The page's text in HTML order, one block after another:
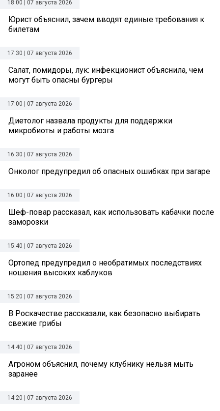
18:00 | 07 августа 2026
Юрист объяснил, зачем вводят единые требования к
билетам
17:30 | 07 августа 2026
Салат, помидоры, лук: инфекционист объяснила, чем
могут быть опасны бургеры
17:00 | 07 августа 2026
Диетолог назвала продукты для поддержки
микробиоты и работы мозга
16:30 | 07 августа 2026
Онколог предупредил об опасных ошибках при загаре
16:00 | 07 августа 2026
Шеф-повар рассказал, как использовать кабачки после
заморозки
15:40 | 07 августа 2026
Ортопед предупредил о необратимых последствиях
ношения высоких каблуков
15:20 | 07 августа 2026
В Роскачестве рассказали, как безопасно выбирать
свежие грибы
14:40 | 07 августа 2026
Агроном объяснил, почему клубнику нельзя мыть
заранее
14:20 | 07 августа 2026